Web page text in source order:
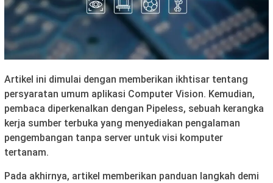
Artikel ini dimulai dengan memberikan ikhtisar tentang
persyaratan umum aplikasi Computer Vision. Kemudian,
pembaca diperkenalkan dengan Pipeless, sebuah kerangka
kerja sumber terbuka yang menyediakan pengalaman
pengembangan tanpa server untuk visi komputer
tertanam.
Pada akhirnya, artikel memberikan panduan langkah demi